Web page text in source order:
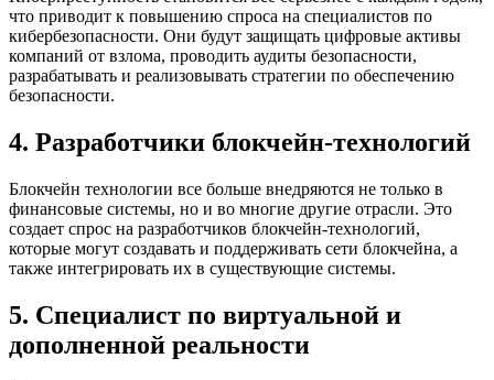
что приводит к повышению спроса на специалистов по
кибербезопасности. Они будут защищать цифровые активы
компаний от взлома, проводить аудиты безопасности,
разрабатывать и реализовывать стратегии по обеспечению
безопасности.
4. Разработчики блокчейн-технологий
Блокчейн технологии все больше внедряются не только в
финансовые системы, но и во многие другие отрасли. Это
создает спрос на разработчиков блокчейн-технологий,
которые могут создавать и поддерживать сети блокчейна, а
также интегрировать их в существующие системы.
5. Специалист по виртуальной и
дополненной реальности